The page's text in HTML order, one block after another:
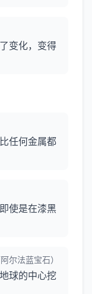
变化，变得
任何金属都
使是在漆黑
尔法蓝宝石）
球的中心挖